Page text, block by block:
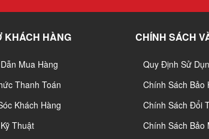
KHÁCH HÀNG
Mua Hàng
Thanh Toán
Khách Hàng
Thuật
CHÍNH SÁCH
Quy Định Sử
Chính Sách Bảo
Chính Sách Đổi
Chính Sách Bảo